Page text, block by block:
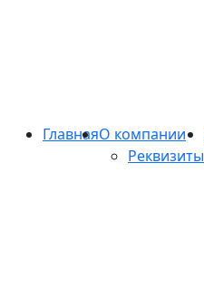
ГлавнаяО компании
Реквизиты